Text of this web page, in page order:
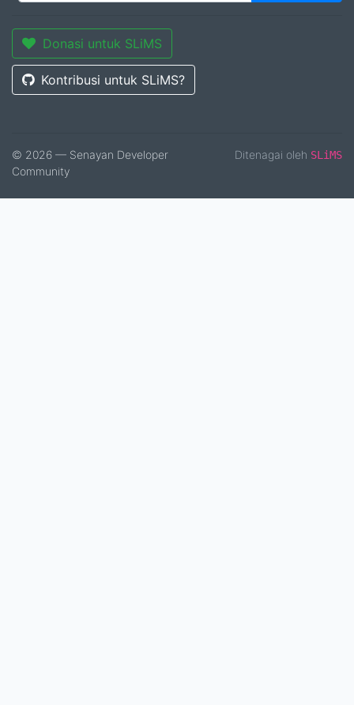
Donasi untuk SLiMS
Kontribusi untuk SLiMS?
© 2026 — Senayan Developer
Community
Ditenagai oleh SLiMS